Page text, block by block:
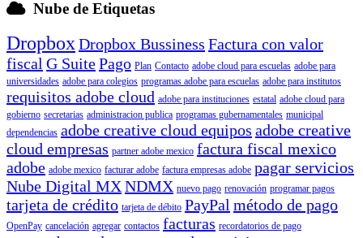
Nube de Etiquetas
DropboxDropbox Bussiness Factura con valor
fiscal G SuitePago Plan Contacto adobe cloud para escuelas adobe para
universidades adobe para colegios programas adobe para escuelas adobe para institutos
requisitos adobe cloud adobe para instituciones estatal adobe cloud para
gobierno secretarias administracion publica programas gubernamentales municipal
dependencias adobe creative cloud equipos adobe creative
cloud empresas partner adobe mexico factura fiscal mexico
adobe adobe mexico facturar adobe factura empresas adobe pagar servicios
Nube Digital MXNDMX nuevo pago renovación programar pagos
tarjeta de crédito tarjeta de débito PayPal método de pago
OpenPay cancelación agregar contactos facturas recordatorios de pago